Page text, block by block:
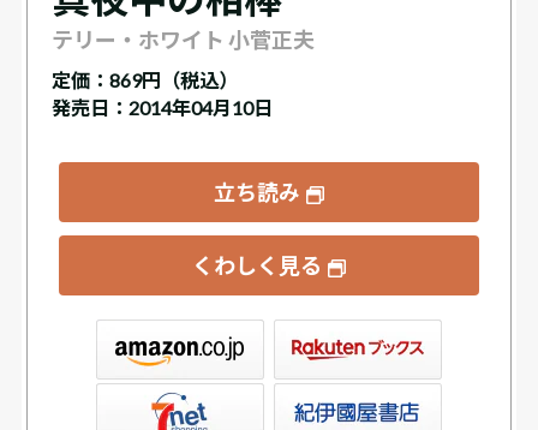
テリー・ホワイト 小菅正夫
定価： 869円（税込）
発売日：2014年04月10日
立ち読み
くわしく見る
書店ウェブストア